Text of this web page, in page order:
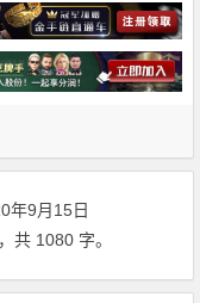
年9月15日
共 1080 字。